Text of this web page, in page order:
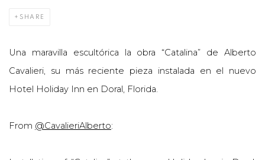
SHARE
Una maravilla escultórica la obra “Catalina” de Alberto
Cavalieri, su más reciente pieza instalada en el nuevo
Hotel Holiday Inn en Doral, Florida.
From @CavalieriAlberto: